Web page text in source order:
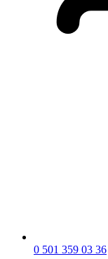
0 501 359 03 36